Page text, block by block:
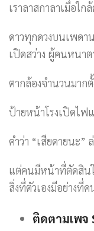
เราลาสกาลาเมื่อใก
ดาวทุกดวงบนเพดา
เปิดสว่าง ผู้คนหนา
ตากล้องจำนวนมาก
ป้ายหน้าโรงเปิดไฟ
คำว่า “เสียดายนะ”
แต่คนมีหน้าที่ตัดสิน
สิ่งที่ตัวเองมีอย่างที่
ติดตามเพจ